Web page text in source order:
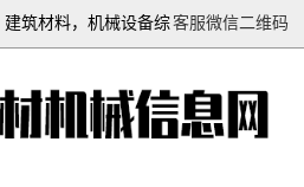
客服微信二维码
筑材料，机械设备综